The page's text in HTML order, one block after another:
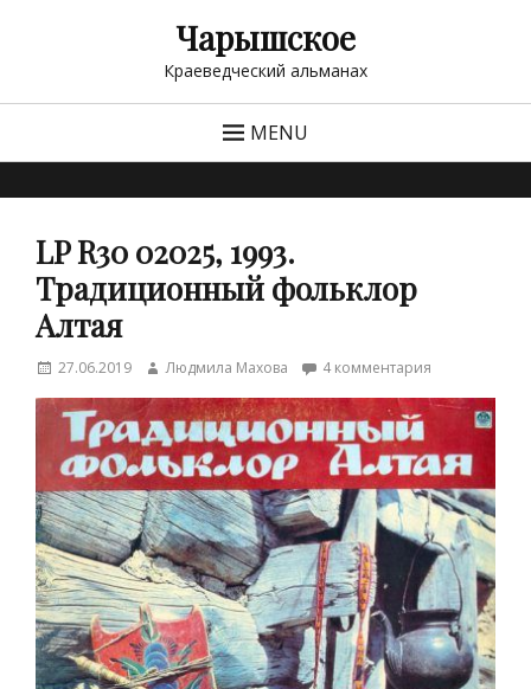
Чарышское
Краеведческий альманах
MENU
LP R30 02025, 1993.
Традиционный фольклор
Алтая
Posted27.06.2019 AuthorЛюдмила Махова 4 комментария